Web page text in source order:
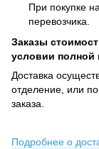
При покупке
перевозчика.
Заказы
условии полной
Доставка
отделение, или
заказа.
Подробнее о